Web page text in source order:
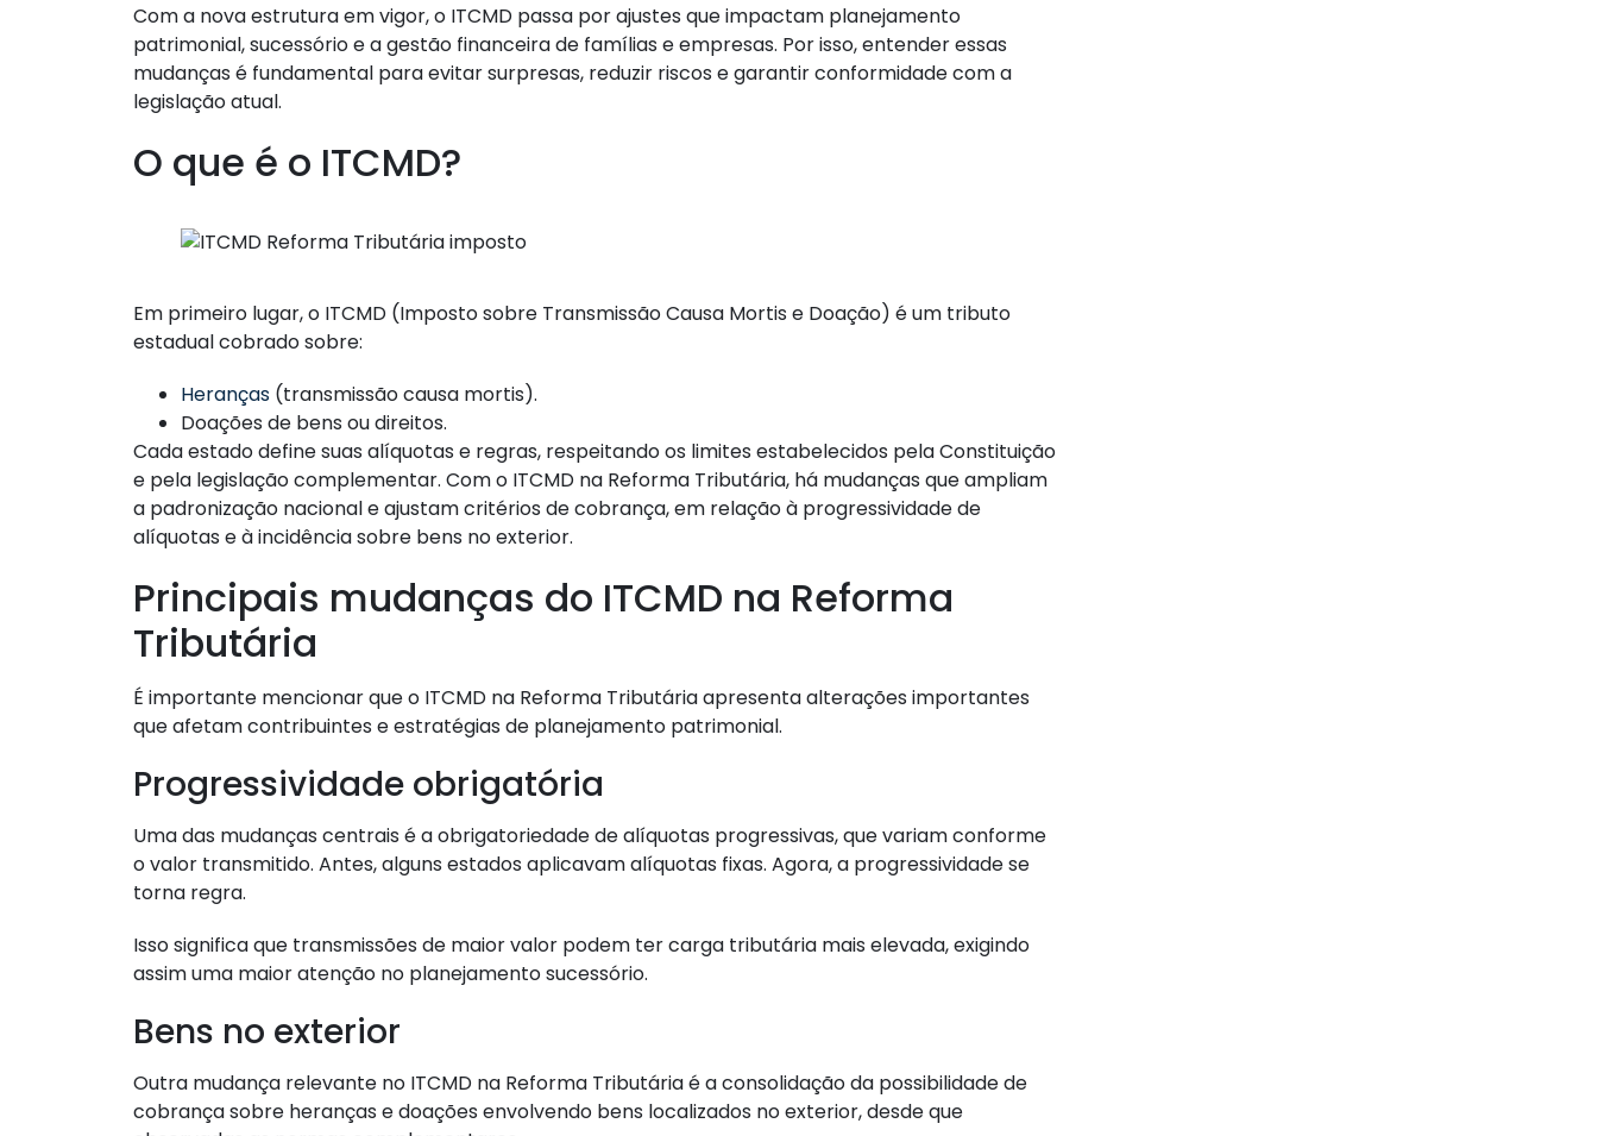
Com a nova estrutura em vigor, o ITCMD passa por ajustes que impactam planejamento
patrimonial, sucessório e a gestão financeira de famílias e empresas. Por isso, entender essas
mudanças é fundamental para evitar surpresas, reduzir riscos e garantir conformidade com a
legislação atual.
O que é o ITCMD?
Em primeiro lugar, o ITCMD (Imposto sobre Transmissão Causa Mortis e Doação) é um tributo
estadual cobrado sobre:
Heranças (transmissão causa mortis).
Doações de bens ou direitos.
Cada estado define suas alíquotas e regras, respeitando os limites estabelecidos pela Constituição
e pela legislação complementar. Com o ITCMD na Reforma Tributária, há mudanças que ampliam
a padronização nacional e ajustam critérios de cobrança, em relação à progressividade de
alíquotas e à incidência sobre bens no exterior.
Principais mudanças do ITCMD na Reforma
Tributária
É importante mencionar que o ITCMD na Reforma Tributária apresenta alterações importantes
que afetam contribuintes e estratégias de planejamento patrimonial.
Progressividade obrigatória
Uma das mudanças centrais é a obrigatoriedade de alíquotas progressivas, que variam conforme
o valor transmitido. Antes, alguns estados aplicavam alíquotas fixas. Agora, a progressividade se
torna regra.
Isso significa que transmissões de maior valor podem ter carga tributária mais elevada, exigindo
assim uma maior atenção no planejamento sucessório.
Bens no exterior
Outra mudança relevante no ITCMD na Reforma Tributária é a consolidação da possibilidade de
cobrança sobre heranças e doações envolvendo bens localizados no exterior, desde que